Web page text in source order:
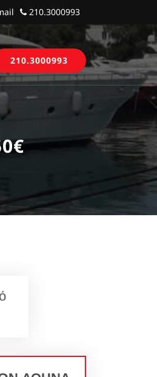
210.3000993
210.3000993